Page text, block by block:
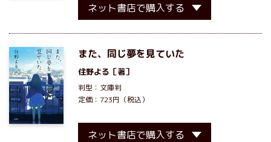
ネット書店で購入する
また、同じ夢を見ていた
住野よる ［著］
判型：文庫判
定価：723円（税込）
ネット書店で購入する